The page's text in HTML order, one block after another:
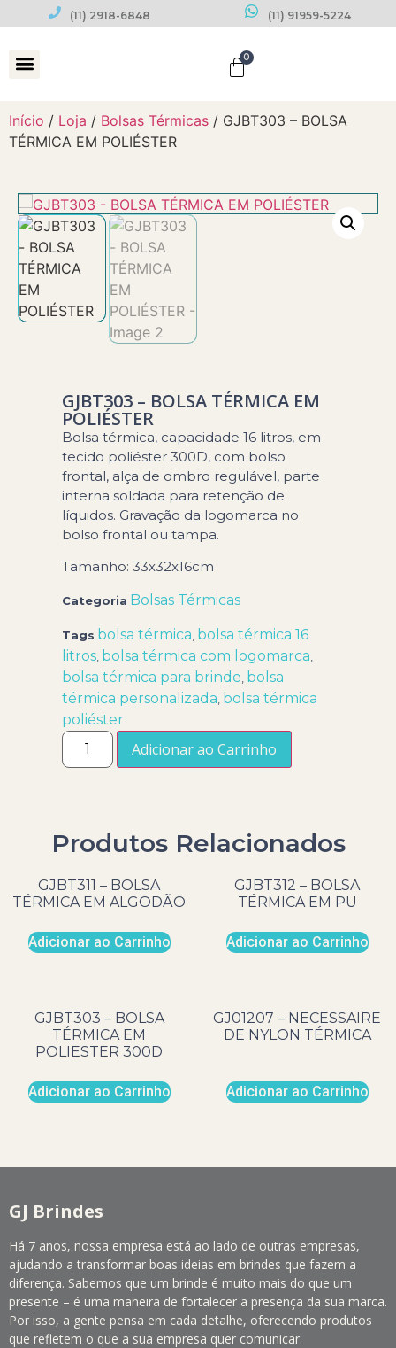
(11) 2918-6848 (11) 91959-5224
0
Início / Loja / Bolsas Térmicas / GJBT303 – BOLSA
TÉRMICA EM POLIÉSTER
GJBT303 – BOLSA TÉRMICA EM
POLIÉSTER
Bolsa térmica, capacidade 16 litros, em
tecido poliéster 300D, com bolso
frontal, alça de ombro regulável, parte
interna soldada para retenção de
líquidos. Gravação da logomarca no
bolso frontal ou tampa.
Tamanho: 33x32x16cm
Categoria Bolsas Térmicas
Tags bolsa térmica bolsa térmica 16
litros bolsa térmica com logomarca
bolsa térmica para brinde bolsa
térmica personalizada bolsa térmica
poliéster
Adicionar ao Carrinho
Produtos Relacionados
GJBT311 – BOLSA
TÉRMICA EM ALGODÃO
Adicionar ao Carrinho
GJBT312 – BOLSA
TÉRMICA EM PU
Adicionar ao Carrinho
GJBT303 – BOLSA
TÉRMICA EM
POLIESTER 300D
Adicionar ao Carrinho
GJ01207 – NECESSAIRE
DE NYLON TÉRMICA
Adicionar ao Carrinho
GJ Brindes
Há 7 anos, nossa empresa está ao lado de outras empresas,
ajudando a transformar boas ideias em brindes que fazem a
diferença. Sabemos que um brinde é muito mais do que um
presente – é uma maneira de fortalecer a presença da sua marca.
Por isso, a gente pensa em cada detalhe, oferecendo produtos
que refletem o que a sua empresa quer comunicar.